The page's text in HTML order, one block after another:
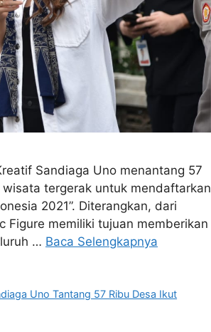
Sandiaga Uno menantang 57
tergerak untuk mendaftarkan
2021”. Diterangkan, dari
Figure memiliki tujuan memberikan
… Baca Selengkapnya
Uno Tantang 57 Ribu Desa Ikut